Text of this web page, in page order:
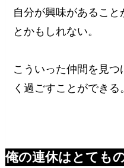
自分が興味があること
とかもしれない。
こういった仲間を見
く過ごすことができる
俺の連休はとても